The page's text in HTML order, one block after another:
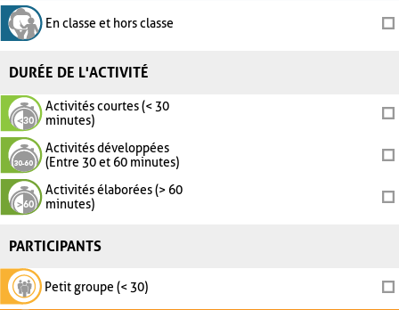
En classe et hors classe
DURÉE DE L'ACTIVITÉ
Activités courtes (< 30
minutes)
Activités développées
(Entre 30 et 60 minutes)
Activités élaborées (> 60
minutes)
PARTICIPANTS
Petit groupe (< 30)